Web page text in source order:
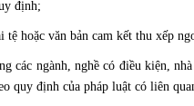
định;
hoặc văn bản cam kết thu xếp
ngành, nghề có điều kiện,
quy định của pháp luật có liên